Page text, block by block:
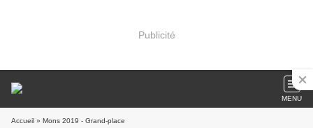
Publicité
MENU
Accueil » Mons 2019 - Grand-place